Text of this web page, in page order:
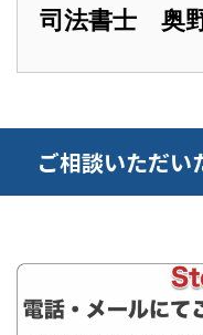
司法書士 奥
ご相談いただい